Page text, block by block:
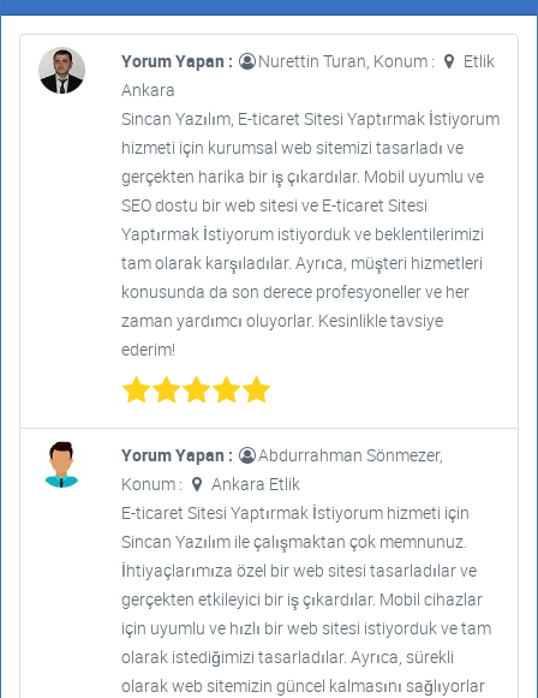
Yorum Yapan : Nurettin Turan, Konum :
Etlik
Ankara
Sincan Yazılım, E-ticaret Sitesi Yaptırmak İstiyorum
hizmeti için kurumsal web sitemizi tasarladı ve
gerçekten harika bir iş çıkardılar. Mobil uyumlu ve
SEO dostu bir web sitesi ve E-ticaret Sitesi
Yaptırmak İstiyorum istiyorduk ve beklentilerimizi
tam olarak karşıladılar. Ayrıca, müşteri hizmetleri
konusunda da son derece profesyoneller ve her
zaman yardımcı oluyorlar. Kesinlikle tavsiye
ederim!
Yorum Yapan :
Abdurrahman Sönmezer,
Konum :
Ankara Etlik
E-ticaret Sitesi Yaptırmak İstiyorum hizmeti için
Sincan Yazılım ile çalışmaktan çok memnunuz.
İhtiyaçlarımıza özel bir web sitesi tasarladılar ve
gerçekten etkileyici bir iş çıkardılar. Mobil cihazlar
için uyumlu ve hızlı bir web sitesi istiyorduk ve tam
olarak istediğimizi tasarladılar. Ayrıca, sürekli
olarak web sitemizin güncel kalmasını sağlıyorlar